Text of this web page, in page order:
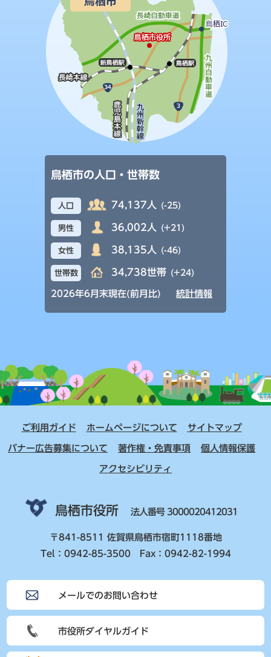
鳥栖市の人口・世帯数
人口 74,137人 (-25)
男性 36,002人 (+21)
女性 38,135人 (-46)
世帯数 34,738世帯 (+24)
2026年6月末現在(前月比) 統計情報
ご利用ガイド ホームページについて サイトマップ
バナー広告募集について 著作権・免責事項 個人情報保護
アクセシビリティ
鳥栖市役所 法人番号 3000020412031
〒841-8511 佐賀県鳥栖市宿町1118番地
Tel：0942-85-3500 Fax：0942-82-1994
メールでのお問い合わせ
市役所ダイヤルガイド